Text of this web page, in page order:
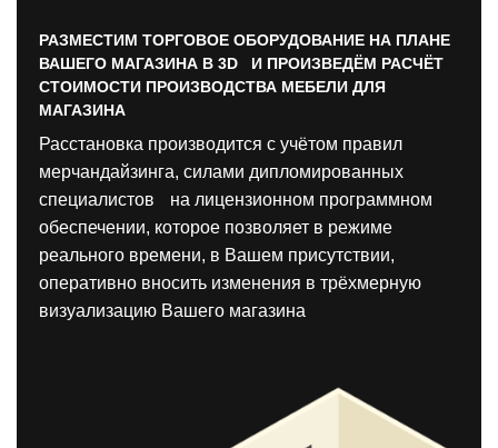
РАЗМЕСТИМ ТОРГОВОЕ ОБОРУДОВАНИЕ НА ПЛАНЕ
ВАШЕГО МАГАЗИНА В 3D И ПРОИЗВЕДЁМ РАСЧЁТ
СТОИМОСТИ ПРОИЗВОДСТВА МЕБЕЛИ ДЛЯ
МАГАЗИНА
Расстановка производится с учётом правил
мерчандайзинга, силами дипломированных
специалистов на лицензионном программном
обеспечении, которое позволяет в режиме
реального времени, в Вашем присутствии,
оперативно вносить изменения в трёхмерную
визуализацию Вашего магазина